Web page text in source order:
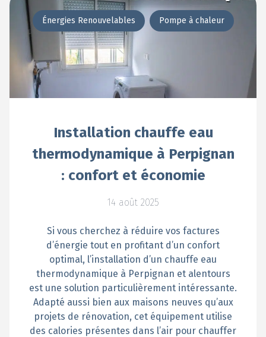
Énergies Renouvelables Pompe à chaleur
Installation chauffe eau
thermodynamique à Perpignan
: confort et économie
14 août 2025
Si vous cherchez à réduire vos factures
d’énergie tout en profitant d’un confort
optimal, l’installation d’un chauffe eau
thermodynamique à Perpignan et alentours
est une solution particulièrement intéressante.
Adapté aussi bien aux maisons neuves qu’aux
projets de rénovation, cet équipement utilise
des calories présentes dans l’air pour chauffer